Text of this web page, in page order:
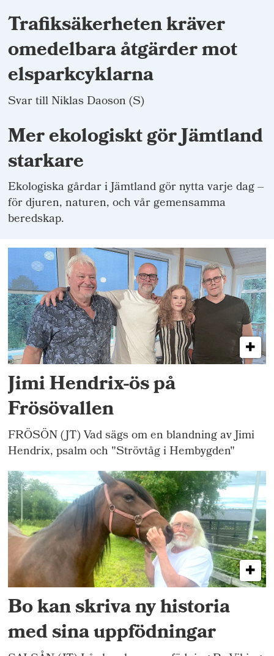
Trafiksäkerheten kräver
omedelbara åtgärder mot
elsparkcyklarna
Svar till Niklas Daoson (S)
Mer ekologiskt gör Jämtland
starkare
Ekologiska gårdar i Jämtland gör nytta varje dag –
för djuren, naturen, och vår gemensamma
beredskap.
Jimi Hendrix-ös på
Frösövallen
FRÖSÖN (JT) Vad sägs om en blandning av Jimi
Hendrix, psalm och "Strövtåg i Hembygden"
Bo kan skriva ny historia
med sina uppfödningar